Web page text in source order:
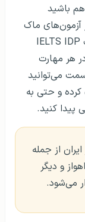
باشید
آزمون‌های ماک
رایگان آن‌ها استفاده کنید. برای مثال سایت IELTS IDP
هر مهارت
می‌توانید
و حتی به
پیدا کنید.
از جمله
و دیگر
می‌شود.